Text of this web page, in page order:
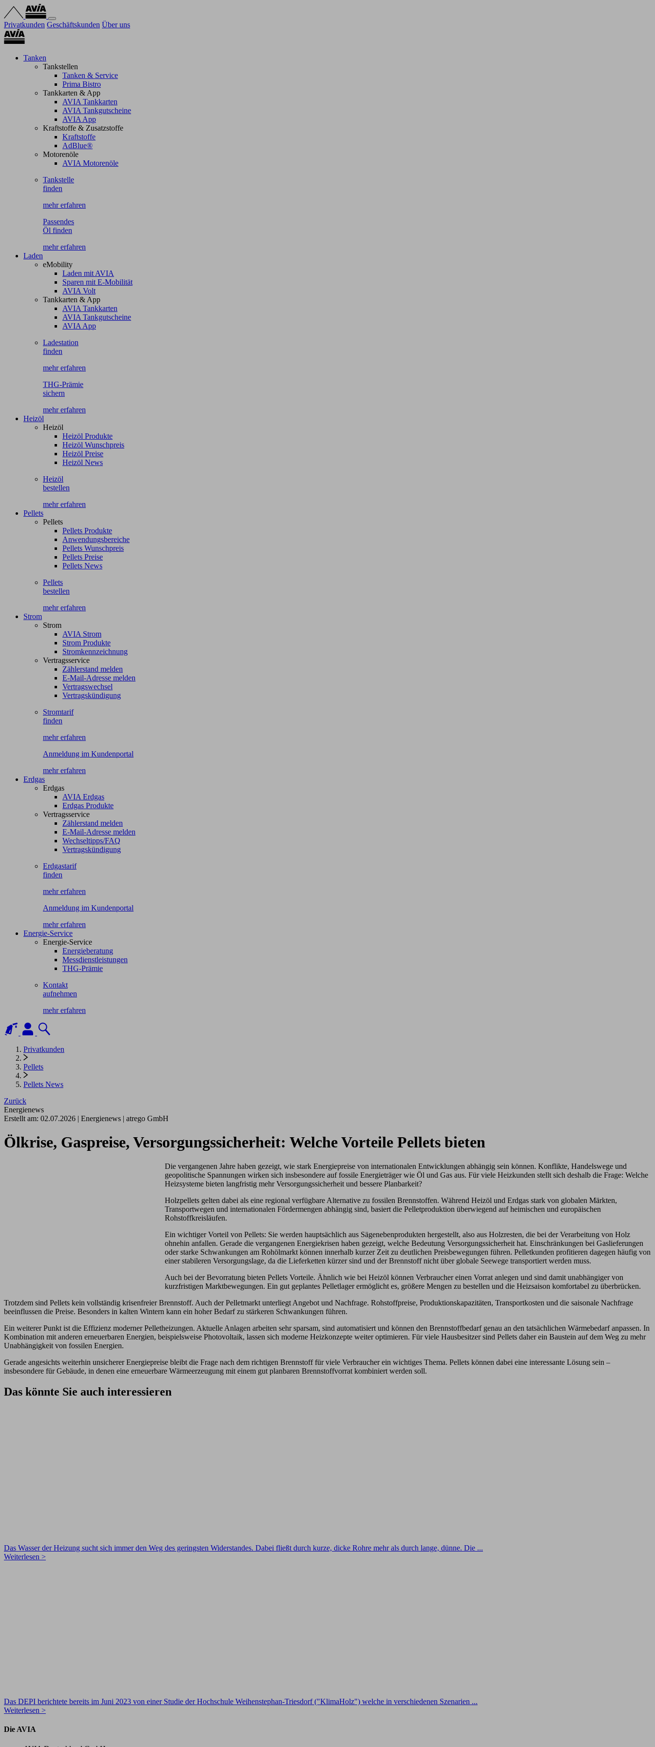
Privatkunden Geschäftskunden Über uns
Tanken
Tankstellen
Tanken & Service
Prima Bistro
Tankkarten & App
AVIA Tankkarten
AVIA Tankgutscheine
AVIA App
Kraftstoffe & Zusatzstoffe
Kraftstoffe
AdBlue®
Motorenöle
AVIA Motorenöle
Tankstelle
finden
mehr erfahren
Passendes
Öl finden
mehr erfahren
Laden
eMobility
Laden mit AVIA
Sparen mit E-Mobilität
AVIA Volt
Tankkarten & App
AVIA Tankkarten
AVIA Tankgutscheine
AVIA App
Ladestation
finden
mehr erfahren
THG-Prämie
sichern
mehr erfahren
Heizöl
Heizöl
Heizöl Produkte
Heizöl Wunschpreis
Heizöl Preise
Heizöl News
Heizöl
bestellen
mehr erfahren
Pellets
Pellets
Pellets Produkte
Anwendungsbereiche
Pellets Wunschpreis
Pellets Preise
Pellets News
Pellets
bestellen
mehr erfahren
Strom
Strom
AVIA Strom
Strom Produkte
Stromkennzeichnung
Vertragsservice
Zählerstand melden
E-Mail-Adresse melden
Vertragswechsel
Vertragskündigung
Stromtarif
finden
mehr erfahren
Anmeldung im Kundenportal
mehr erfahren
Erdgas
Erdgas
AVIA Erdgas
Erdgas Produkte
Vertragsservice
Zählerstand melden
E-Mail-Adresse melden
Wechseltipps/FAQ
Vertragskündigung
Erdgastarif
finden
mehr erfahren
Anmeldung im Kundenportal
mehr erfahren
Energie-Service
Energie-Service
Energieberatung
Messdienstleistungen
THG-Prämie
Kontakt
aufnehmen
mehr erfahren
Privatkunden
Pellets
Pellets News
Zurück
Energienews
Erstellt am: 02.07.2026 | Energienews | atrego GmbH
Ölkrise, Gaspreise, Versorgungssicherheit: Welche Vorteile Pellets bieten
Die vergangenen Jahre haben gezeigt, wie stark Energiepreise von internationalen Entwicklungen abhängig sein können. Konflikte, Handelswege und
geopolitische Spannungen wirken sich insbesondere auf fossile Energieträger wie Öl und Gas aus. Für viele Heizkunden stellt sich deshalb die Frage: Welche
Heizsysteme bieten langfristig mehr Versorgungssicherheit und bessere Planbarkeit?
Holzpellets gelten dabei als eine regional verfügbare Alternative zu fossilen Brennstoffen. Während Heizöl und Erdgas stark von globalen Märkten,
Transportwegen und internationalen Fördermengen abhängig sind, basiert die Pelletproduktion überwiegend auf heimischen und europäischen
Rohstoffkreisläufen.
Ein wichtiger Vorteil von Pellets: Sie werden hauptsächlich aus Sägenebenprodukten hergestellt, also aus Holzresten, die bei der Verarbeitung von Holz
ohnehin anfallen. Gerade die vergangenen Energiekrisen haben gezeigt, welche Bedeutung Versorgungssicherheit hat. Einschränkungen bei Gaslieferungen
oder starke Schwankungen am Rohölmarkt können innerhalb kurzer Zeit zu deutlichen Preisbewegungen führen. Pelletkunden profitieren dagegen häufig von
einer stabileren Versorgungslage, da die Lieferketten kürzer sind und der Brennstoff nicht über globale Seewege transportiert werden muss.
Auch bei der Bevorratung bieten Pellets Vorteile. Ähnlich wie bei Heizöl können Verbraucher einen Vorrat anlegen und sind damit unabhängiger von
kurzfristigen Marktbewegungen. Ein gut geplantes Pelletlager ermöglicht es, größere Mengen zu bestellen und die Heizsaison komfortabel zu überbrücken.
Trotzdem sind Pellets kein vollständig krisenfreier Brennstoff. Auch der Pelletmarkt unterliegt Angebot und Nachfrage. Rohstoffpreise, Produktionskapazitäten, Transportkosten und die saisonale Nachfrage
beeinflussen die Preise. Besonders in kalten Wintern kann ein hoher Bedarf zu stärkeren Schwankungen führen.
Ein weiterer Punkt ist die Effizienz moderner Pelletheizungen. Aktuelle Anlagen arbeiten sehr sparsam, sind automatisiert und können den Brennstoffbedarf genau an den tatsächlichen Wärmebedarf anpassen. In
Kombination mit anderen erneuerbaren Energien, beispielsweise Photovoltaik, lassen sich moderne Heizkonzepte weiter optimieren. Für viele Hausbesitzer sind Pellets daher ein Baustein auf dem Weg zu mehr
Unabhängigkeit von fossilen Energien.
Gerade angesichts weiterhin unsicherer Energiepreise bleibt die Frage nach dem richtigen Brennstoff für viele Verbraucher ein wichtiges Thema. Pellets können dabei eine interessante Lösung sein –
insbesondere für Gebäude, in denen eine erneuerbare Wärmeerzeugung mit einem gut planbaren Brennstoffvorrat kombiniert werden soll.
Das könnte Sie auch interessieren
Das Wasser der Heizung sucht sich immer den Weg des geringsten Widerstandes. Dabei fließt durch kurze, dicke Rohre mehr als durch lange, dünne. Die ...
Weiterlesen >
Das DEPI berichtete bereits im Juni 2023 von einer Studie der Hochschule Weihenstephan-Triesdorf ("KlimaHolz") welche in verschiedenen Szenarien ...
Weiterlesen >
Die AVIA